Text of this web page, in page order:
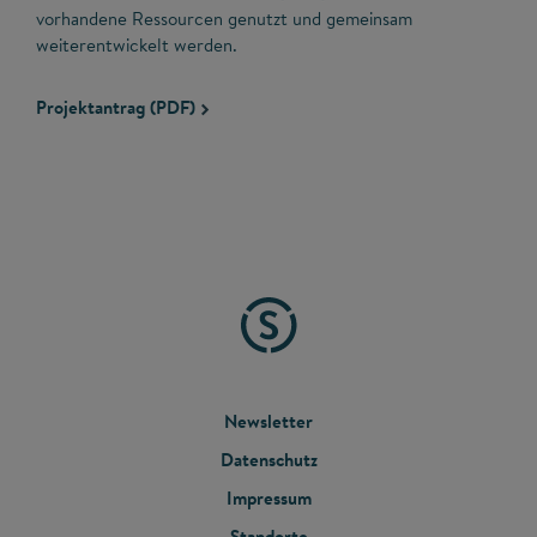
vorhandene Ressourcen genutzt und gemeinsam
weiterentwickelt werden.
Projektantrag (PDF)
FOOTER
MENU
Newsletter
Datenschutz
Impressum